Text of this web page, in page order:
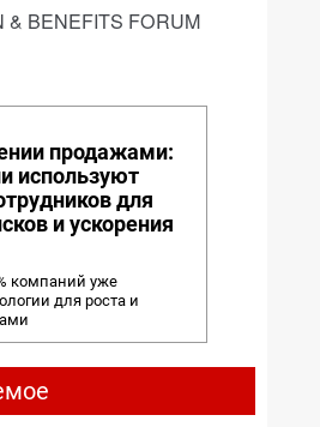
& BENEFITS FORUM
продажами:
используют
для
и ускорения
компаний уже
для роста и